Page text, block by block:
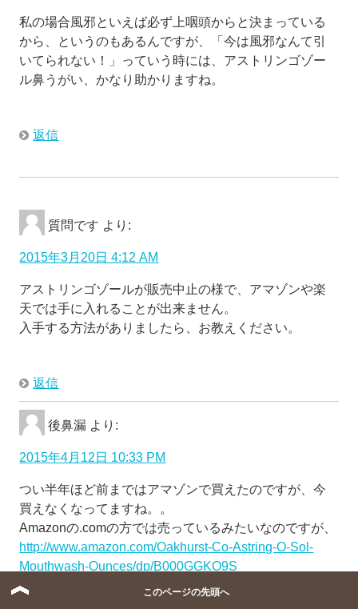
私の場合風邪といえば必ず上咽頭からと決まっている
から、というのもあるんですが、「今は風邪なんて引
いてられない！」っていう時には、アストリンゴゾー
ル鼻うがい、かなり助かりますね。
返信
質問です より:
2015年3月20日 4:12 AM
アストリンゴゾールが販売中止の様で、アマゾンや楽
天では手に入れることが出来ません。
入手する方法がありましたら、お教えください。
返信
後鼻漏 より:
2015年4月12日 10:33 PM
つい半年ほど前まではアマゾンで買えたのですが、今
買えなくなってますね。。
Amazonの.comの方では売っているみたいなのですが、
http://www.amazon.com/Oakhurst-Co-Astring-O-Sol-
Mouthwash-Ounces/dp/B000GGKQ9S
日本に届けてくれるのか（英語表記の住所が出ている
このページの先頭へ